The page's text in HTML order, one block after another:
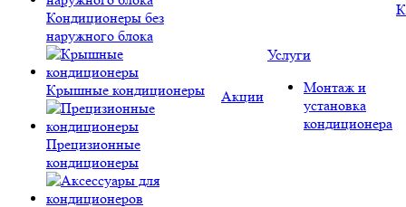
Кондиционеры без
наружного блока
Крышные кондиционеры
Прецизионные
кондиционеры
Акции
Услуги
Монтаж и
установка
кондиционера